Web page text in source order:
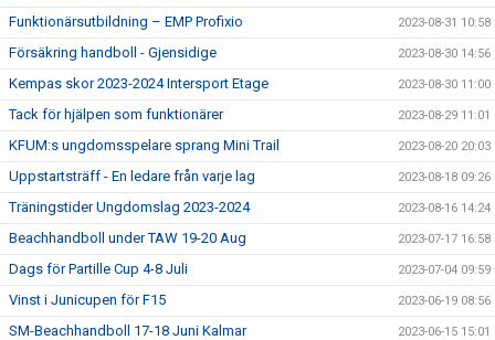
Funktionärsutbildning – EMP Profixio 2023-08-31 10:58
Försäkring handboll - Gjensidige 2023-08-30 14:56
Kempas skor 2023-2024 Intersport Etage 2023-08-30 11:00
Tack för hjälpen som funktionärer 2023-08-29 11:01
KFUM:s ungdomsspelare sprang Mini Trail 2023-08-20 20:03
Uppstartsträff - En ledare från varje lag 2023-08-18 09:26
Träningstider Ungdomslag 2023-2024 2023-08-16 14:24
Beachhandboll under TAW 19-20 Aug 2023-07-17 16:58
Dags för Partille Cup 4-8 Juli 2023-07-04 09:59
Vinst i Junicupen för F15 2023-06-19 08:56
SM-Beachhandboll 17-18 Juni Kalmar 2023-06-15 15:01